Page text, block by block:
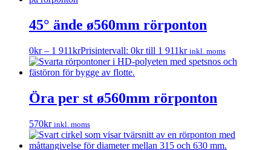
45° ände ø560mm rörponton
0kr – 1 911krPrisintervall: 0kr till 1 911kr inkl. moms
Öra per st ø560mm rörponton
570kr inkl. moms